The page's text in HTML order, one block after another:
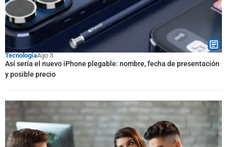
TecnologíaAgo 3
Así sería el nuevo iPhone plegable: nombre, fecha de presentación
y posible precio